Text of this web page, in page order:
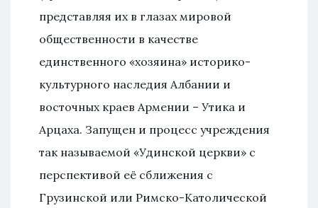
представляя их в глазах мировой
общественности в качестве
единственного «хозяина» историко-
культурного наследия Албании и
восточных краев Армении – Утика и
Арцаха. Запущен и процесс учреждения
так называемой «Удинской церкви» с
перспективой её сближения с
Грузинской или Римско-Католической